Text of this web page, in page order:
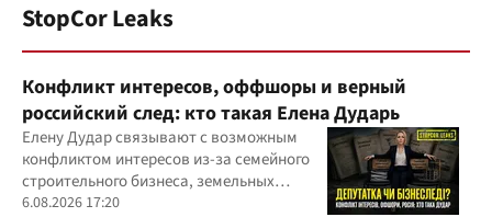
StopCor Leaks
Конфликт интересов, оффшоры и верный
российский след: кто такая Елена Дударь
Елену Дудар связывают с возможным
конфликтом интересов из-за семейного
строительного бизнеса, земельных
скандалов, судебных дел
6.08.2026 17:20